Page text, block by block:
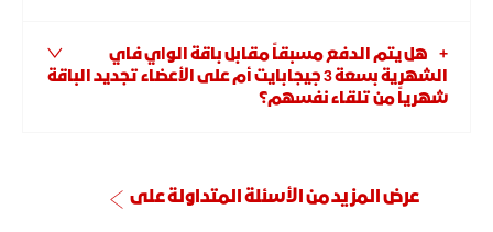
هل يتم الدفع مسبقاً مقابل باقة الواي فاي
الشهرية بسعة 3 جيجابايت أم على الأعضاء تجديد الباقة
شهرياً من تلقاء نفسهم؟
عرض المزيد من الأسئلة المتداولة على